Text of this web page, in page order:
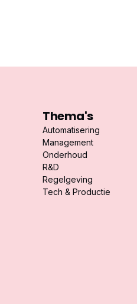
Thema's
Automatisering
Management
Onderhoud
R&D
Regelgeving
Tech & Productie